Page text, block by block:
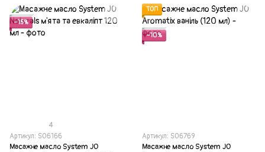
Акція
−15%
4
Артикул: SO6166
Масажне масло System JO
ТОП
Акція
−10%
Артикул: SO6769
Масажне масло System JO